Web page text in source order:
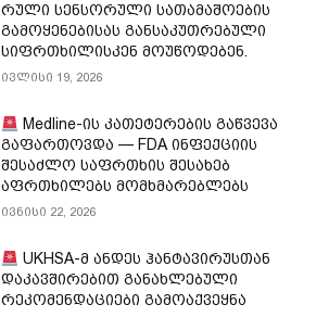
რუ­ლი სენ­სო­რუ­ლი სა­თა­მა­შო­ე­ბის
გა­მო­ყე­ნე­ბი­სას გან­სა­კუთ­რე­ბუ­ლი
სიფრ­თხი­ლის­კენ მო­უ­წო­დე­ბენ.
ივლისი 19, 2026
Medline-ის კათეტერების გაწვევა
გაფართოვდა — FDA ინფექციის
შესაძლო საფრთხის შესახებ
აფრთხილებს მომხმარებლებს
ივნისი 22, 2026
UKHSA-მ ანდეს ჰანტავირუსთან
დაკავშირებით განახლებული
რეკომენდაციები გამოაქვეყნა